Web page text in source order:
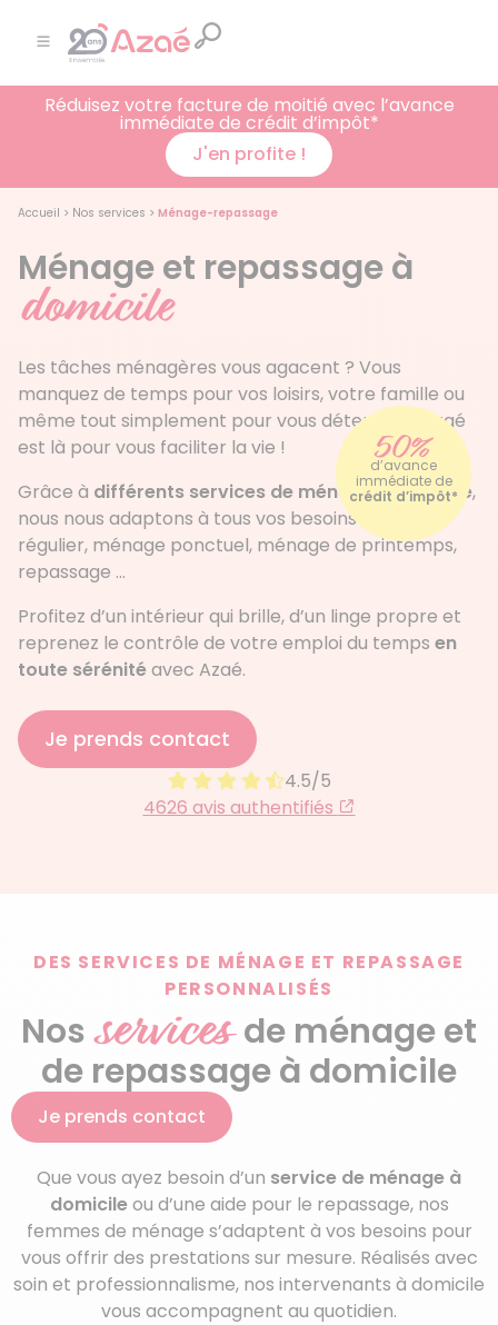
Réduisez votre facture de moitié avec l’avance
immédiate de crédit d’impôt*
J'en profite !
Accueil > Nos services > Ménage-repassage
Ménage et repassage à
domicile
Les tâches ménagères vous agacent ? Vous
manquez de temps pour vos loisirs, votre famille ou
même tout simplement pour vous détendre ? Azaé
est là pour vous faciliter la vie !
Grâce à différents services de ménage à domicile,
nous nous adaptons à tous vos besoins : ménage
régulier, ménage ponctuel, ménage de printemps,
repassage …
Profitez d’un intérieur qui brille, d’un linge propre et
reprenez le contrôle de votre emploi du temps en
toute sérénitéavec Azaé.
Je prends contact
4.5 sur 5
4.5/5
4626 avis authentifiés
50%
d’avance
immédiate de
crédit d’impôt*
DES SERVICES DE MÉNAGE ET REPASSAGE
PERSONNALISÉS
Nosservices de ménage et
de repassage à domicile
Je prends contact
Que vous ayez besoin d’un service de ménage à
domicileou d’une aide pour le repassage, nos
femmes de ménage s’adaptent à vos besoins pour
vous offrir des prestations sur mesure. Réalisés avec
soin et professionnalisme, nos intervenants à domicile
vous accompagnent au quotidien.